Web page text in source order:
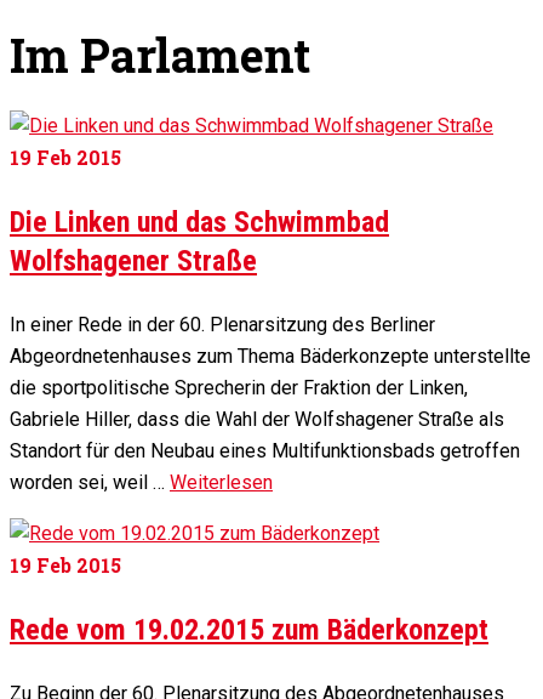
Im Parlament
19 Feb 2015
Die Linken und das Schwimmbad
Wolfshagener Straße
In einer Rede in der 60. Plenarsitzung des Berliner
Abgeordnetenhauses zum Thema Bäderkonzepte unterstellte
die sportpolitische Sprecherin der Fraktion der Linken,
Gabriele Hiller, dass die Wahl der Wolfshagener Straße als
Standort für den Neubau eines Multifunktionsbads getroffen
worden sei, weil … Weiterlesen
19 Feb 2015
Rede vom 19.02.2015 zum Bäderkonzept
Zu Beginn der 60. Plenarsitzung des Abgeordnetenhauses